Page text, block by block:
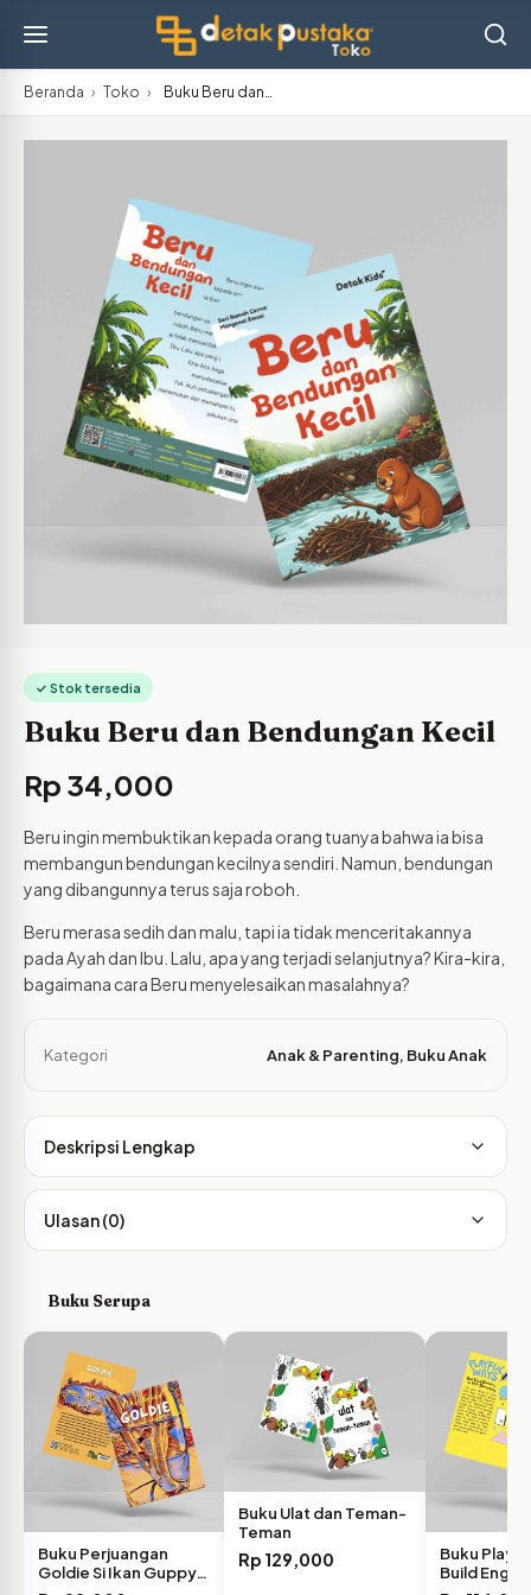
Beranda › Toko › Buku Beru dan…
✓ Stok tersedia
Buku Beru dan Bendungan Kecil
Rp 34,000
Beru ingin membuktikan kepada orang tuanya bahwa ia bisa
membangun bendungan kecilnya sendiri. Namun, bendungan
yang dibangunnya terus saja roboh.
Beru merasa sedih dan malu, tapi ia tidak menceritakannya
pada Ayah dan Ibu. Lalu, apa yang terjadi selanjutnya? Kira-kira,
bagaimana cara Beru menyelesaikan masalahnya?
Kategori Anak & Parenting, Buku Anak
Deskripsi Lengkap
Ulasan (0)
Buku Serupa
Buku Perjuangan
Goldie Si Ikan Guppy…
Buku Ulat dan Teman-
Teman
Rp 129,000
Buku
Build